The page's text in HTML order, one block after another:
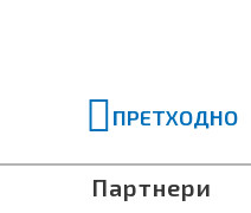
Prev
ПРЕТХОДНО
Партнери